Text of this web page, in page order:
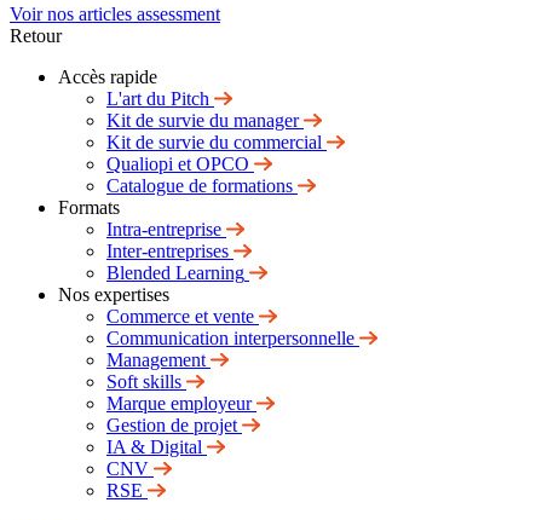
Voir nos articles assessment
Retour
Accès rapide
L'art du Pitch
Kit de survie du manager
Kit de survie du commercial
Qualiopi et OPCO
Catalogue de formations
Formats
Intra-entreprise
Inter-entreprises
Blended Learning
Nos expertises
Commerce et vente
Communication interpersonnelle
Management
Soft skills
Marque employeur
Gestion de projet
IA & Digital
CNV
RSE